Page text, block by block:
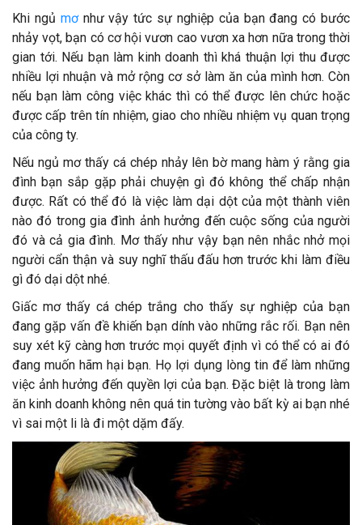
Khi ngủ mơnhư vậy tức sự nghiệp của bạn đang có bước
nhảy vọt, bạn có cơ hội vươn cao vươn xa hơn nữa trong thời
gian tới. Nếu bạn làm kinh doanh thì khá thuận lợi thu được
nhiều lợi nhuận và mở rộng cơ sở làm ăn của mình hơn. Còn
nếu bạn làm công việc khác thì có thể được lên chức hoặc
được cấp trên tín nhiệm, giao cho nhiều nhiệm vụ quan trọng
của công ty.
Nếu ngủ mơ thấy cá chép nhảy lên bờ mang hàm ý rằng gia
đình bạn sắp gặp phải chuyện gì đó không thể chấp nhận
được. Rất có thể đó là việc làm dại dột của một thành viên
nào đó trong gia đình ảnh hưởng đến cuộc sống của người
đó và cả gia đình. Mơ thấy như vậy bạn nên nhắc nhở mọi
người cẩn thận và suy nghĩ thấu đấu hơn trước khi làm điều
gì đó dại dột nhé.
Giấc mơ thấy cá chép trắng cho thấy sự nghiệp của bạn
đang gặp vấn đề khiến bạn dính vào những rắc rối. Bạn nên
suy xét kỹ càng hơn trước mọi quyết định vì có thể có ai đó
đang muốn hãm hại bạn. Họ lợi dụng lòng tin để làm những
việc ảnh hưởng đến quyền lợi của bạn. Đặc biệt là trong làm
ăn kinh doanh không nên quá tin tường vào bất kỳ ai bạn nhé
vì sai một li là đi một dặm đấy.